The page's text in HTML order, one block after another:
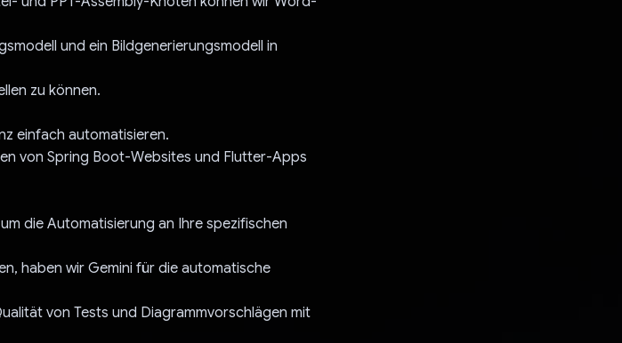
und ein Bildgenerierungsmodell in
zu können.
einfach automatisieren.
von Spring Boot-Websites und Flutter-Apps
die Automatisierung an Ihre spezifischen
haben wir Gemini für die automatische
von Tests und Diagrammvorschlägen mit